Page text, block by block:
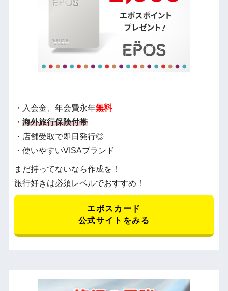
・入会金、年会費永年無料
・ 海外旅行保険付帯
・店舗受取で即日発行◎
・使いやすいVISAブランド
まだ持ってないなら作成を！
旅行好きは必須レベルでおすすめ！
エポスカード
公式サイトをみる